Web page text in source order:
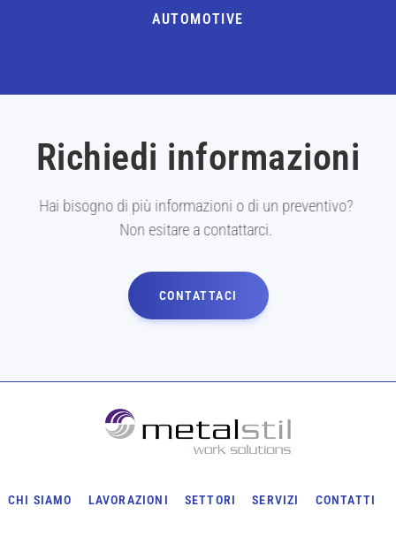
AUTOMOTIVE
Richiedi informazioni
Hai bisogno di più informazioni o di un preventivo?
Non esitare a contattarci.
CONTATTACI
CHI SIAMO LAVORAZIONI SETTORI SERVIZI CONTATTI